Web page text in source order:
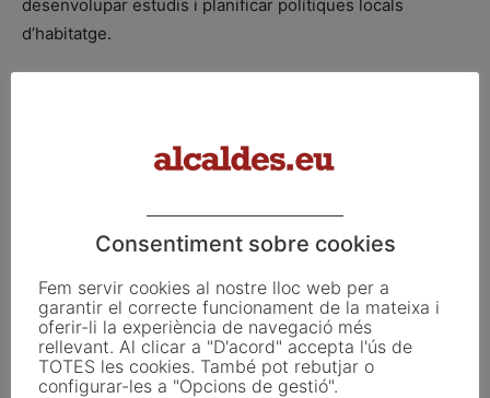
desenvolupar estudis i planificar polítiques locals
d’habitatge.
contra la pobresa energètica; principalment, neveres,
deshumidificadors, radiadors o sistemes de climatització
vulnerabilitat o exclusió social. Se n’han beneficiat sis
Font: Diputació de Girona
ETIQUETES Ajuntaments
consells comarcals
Consentiment sobre cookies
Fem servir cookies al nostre lloc web per a
garantir el correcte funcionament de la mateixa i
oferir-li la experiència de navegació més
rellevant. Al clicar a "D'acord" accepta l'ús de
TOTES les cookies. També pot rebutjar o
configurar-les a "Opcions de gestió".